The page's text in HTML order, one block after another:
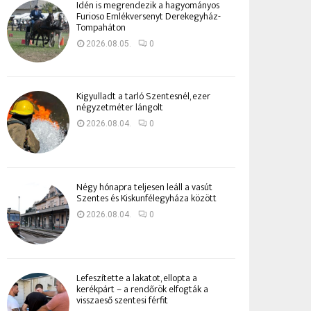
Idén is megrendezik a hagyományos
Furioso Emlékversenyt Derekegyház-
Tompaháton
2026.08.05. 0
Kigyulladt a tarló Szentesnél, ezer
négyzetméter lángolt
2026.08.04. 0
Négy hónapra teljesen leáll a vasút
Szentes és Kiskunfélegyháza között
2026.08.04. 0
Lefeszítette a lakatot, ellopta a
kerékpárt – a rendőrök elfogták a
visszaeső szentesi férfit